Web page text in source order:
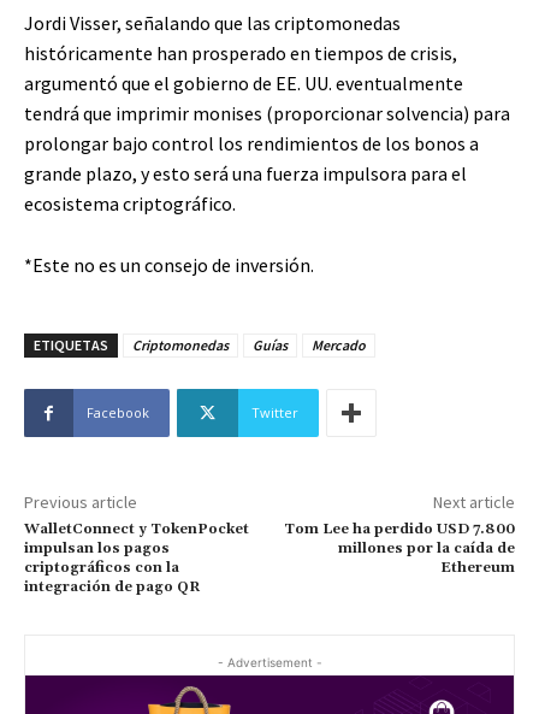
Jordi Visser, señalando que las criptomonedas
históricamente han prosperado en tiempos de crisis,
argumentó que el gobierno de EE. UU. eventualmente
tendrá que imprimir monises (proporcionar solvencia) para
prolongar bajo control los rendimientos de los bonos a
grande plazo, y esto será una fuerza impulsora para el
ecosistema criptográfico.
*Este no es un consejo de inversión.
ETIQUETAS Criptomonedas Guías Mercado
Facebook Twitter
Previous article
WalletConnect y TokenPocket
impulsan los pagos
criptográficos con la
integración de pago QR
Next article
Tom Lee ha perdido USD 7.800
millones por la caída de
Ethereum
- Advertisement -